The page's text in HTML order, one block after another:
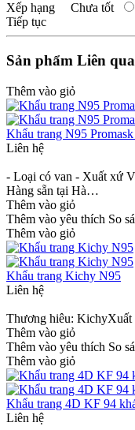
Xếp hạng Chưa tốt
Tiếp tục
Sản phẩm Liên
Thêm vào giỏ
Khẩu trang N95
Liên hệ
- Loại có van - Xuất xứ
Hàng sẵn tại Hà…
Thêm vào giỏ
Thêm vào yêu thích So
Thêm vào giỏ
Khẩu trang Kichy N95
Liên hệ
Thương hiêu: KichyXuất
Thêm vào giỏ
Thêm vào yêu thích So
Thêm vào giỏ
Khẩu trang 4D KF 94
Liên hệ